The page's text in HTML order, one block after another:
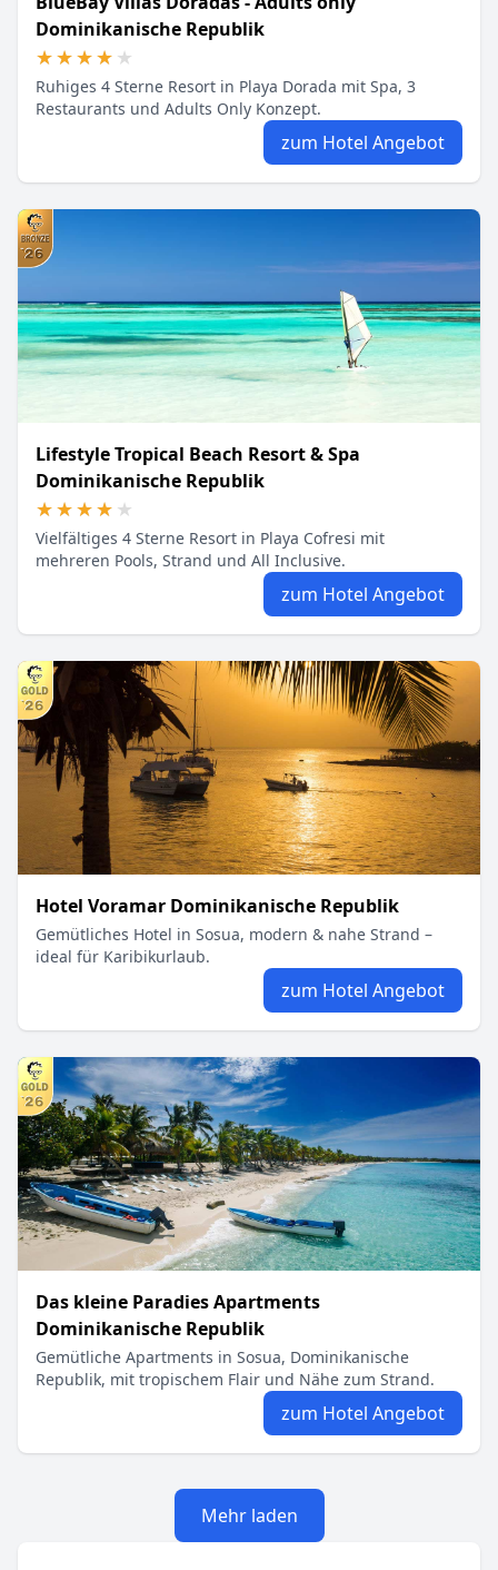
Dominikanische Republik
★★★★★
★★★★★
Ruhiges 4 Sterne Resort in Playa Dorada mit Spa, 3
Restaurants und Adults Only Konzept.
zum Hotel Angebot
Lifestyle Tropical Beach Resort & Spa
Dominikanische Republik
★★★★★
★★★★★
Vielfältiges 4 Sterne Resort in Playa Cofresi mit
mehreren Pools, Strand und All Inclusive.
zum Hotel Angebot
Hotel Voramar Dominikanische Republik
Gemütliches Hotel in Sosua, modern & nahe Strand –
ideal für Karibikurlaub.
zum Hotel Angebot
Das kleine Paradies Apartments
Dominikanische Republik
Gemütliche Apartments in Sosua, Dominikanische
Republik, mit tropischem Flair und Nähe zum Strand.
zum Hotel Angebot
Mehr laden